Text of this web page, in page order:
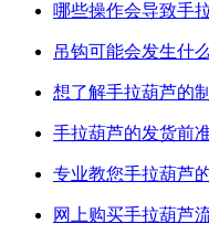
哪些操作会导致手
吊钩可能会发生什
想了解手拉葫芦的
手拉葫芦的发货前
专业教您手拉葫芦
网上购买手拉葫芦